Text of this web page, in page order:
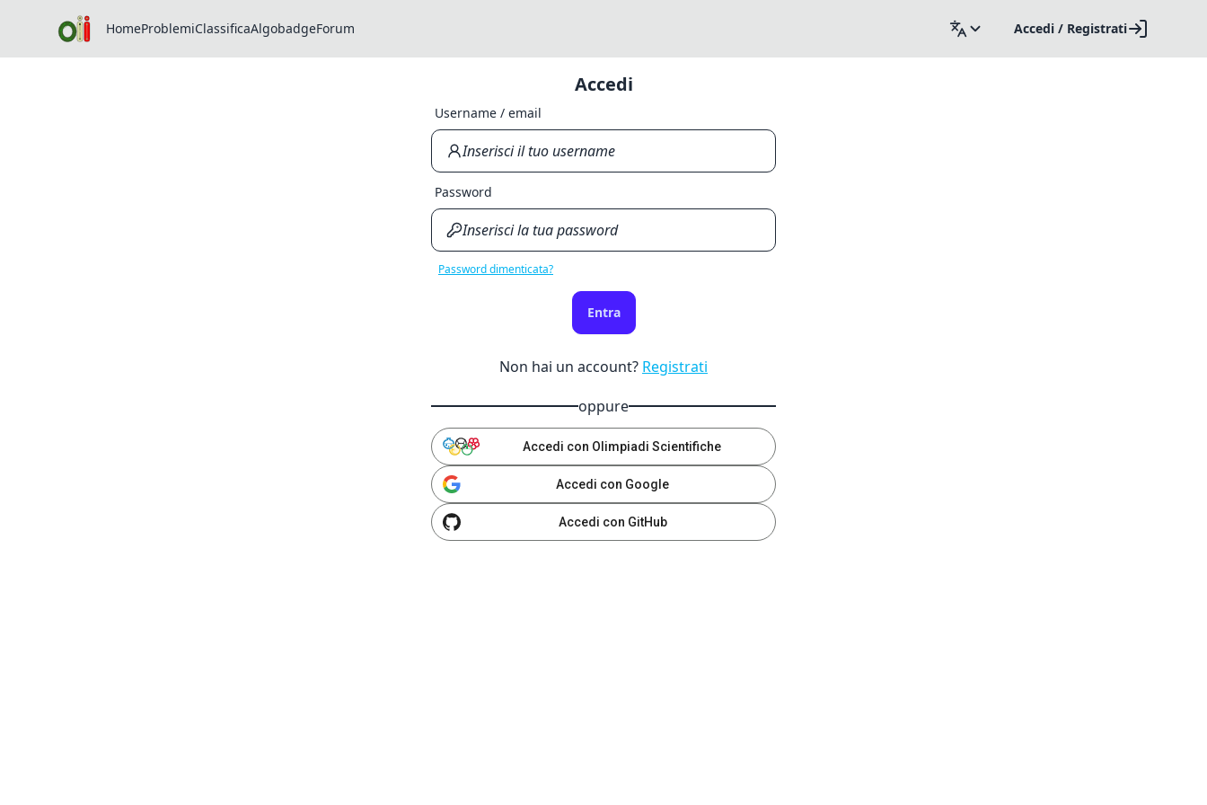
HomeProblemiClassificaAlgobadgeForum Accedi / Registrati
Accedi
Username / email
Password
Password dimenticata?
Entra
Non hai un account? Registrati
oppure
Accedi con Olimpiadi Scientifiche
Accedi con Google
Accedi con GitHub